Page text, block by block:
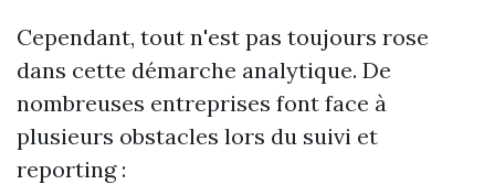
Cependant, tout n'est pas toujours rose
dans cette démarche analytique. De
nombreuses entreprises font face à
plusieurs obstacles lors du suivi et
reporting :